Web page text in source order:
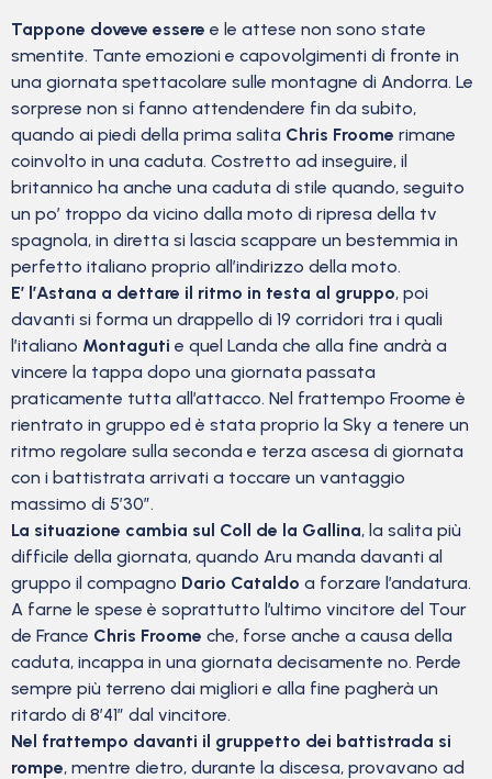
Tappone doveve essere e le attese non sono state
smentite. Tante emozioni e capovolgimenti di fronte in
una giornata spettacolare sulle montagne di Andorra. Le
sorprese non si fanno attendendere fin da subito,
quando ai piedi della prima salita Chris Froome rimane
coinvolto in una caduta. Costretto ad inseguire, il
britannico ha anche una caduta di stile quando, seguito
un po’ troppo da vicino dalla moto di ripresa della tv
spagnola, in diretta si lascia scappare un bestemmia in
perfetto italiano proprio all’indirizzo della moto.
E’ l’Astana a dettare il ritmo in testa al gruppo, poi
davanti si forma un drappello di 19 corridori tra i quali
l’italiano Montaguti e quel Landa che alla fine andrà a
vincere la tappa dopo una giornata passata
praticamente tutta all’attacco. Nel frattempo Froome è
rientrato in gruppo ed è stata proprio la Sky a tenere un
ritmo regolare sulla seconda e terza ascesa di giornata
con i battistrata arrivati a toccare un vantaggio
massimo di 5’30”.
La situazione cambia sul Coll de la Gallina, la salita più
difficile della giornata, quando Aru manda davanti al
gruppo il compagno Dario Cataldo a forzare l’andatura.
A farne le spese è soprattutto l’ultimo vincitore del Tour
de France Chris Froome che, forse anche a causa della
caduta, incappa in una giornata decisamente no. Perde
sempre più terreno dai migliori e alla fine pagherà un
ritardo di 8’41” dal vincitore.
Nel frattempo davanti il gruppetto dei battistrada si
rompe, mentre dietro, durante la discesa, provavano ad